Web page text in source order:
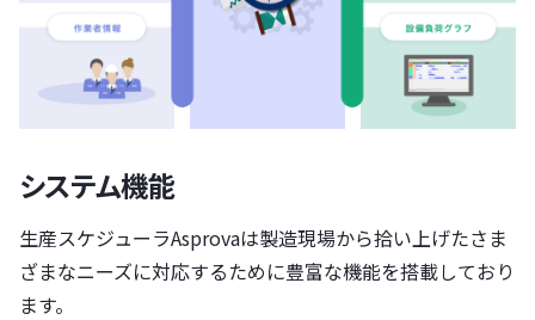
システム機能
生産スケジューラAsprovaは製造現場から拾い上げたさま
ざまなニーズに対応するために豊富な機能を搭載しており
ます。